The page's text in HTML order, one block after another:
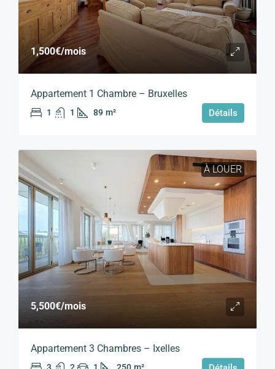
1,500€/mois
Appartement 1 Chambre – Bruxelles
1 1 89 m² Détails
À LOUER
5,500€/mois
Appartement 3 Chambres – Ixelles
3 2 1 250 m²